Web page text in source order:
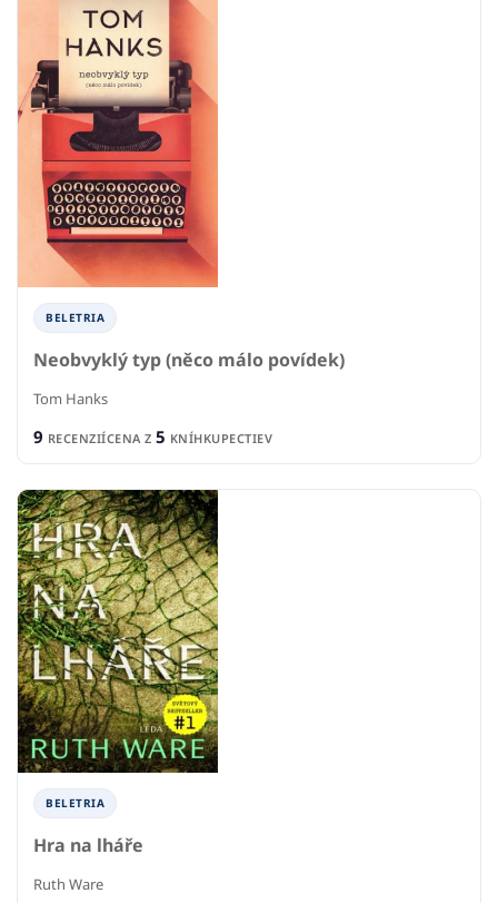
BELETRIA
Neobvyklý typ (něco málo povídek)
Tom Hanks
9 RECENZIÍCENA Z 5 KNÍHKUPECTIEV
BELETRIA
Hra na lháře
Ruth Ware